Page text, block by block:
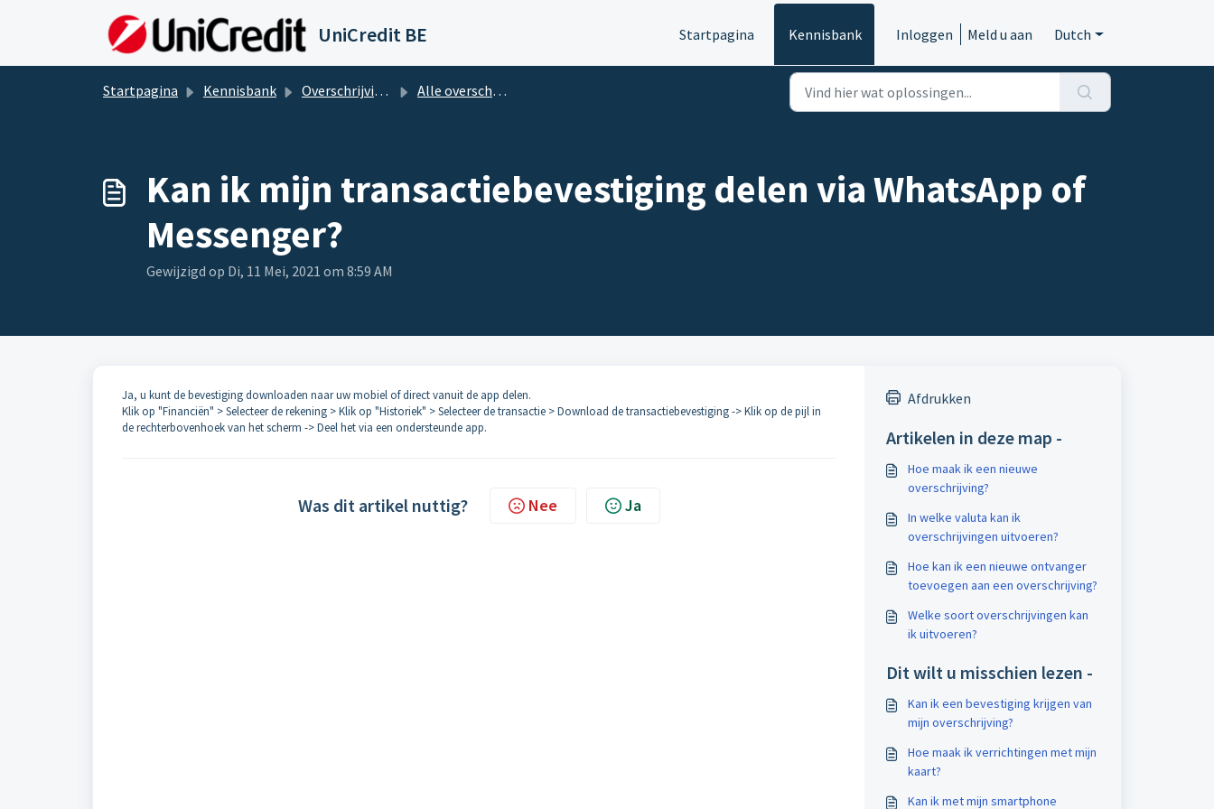
UniCredit BE Startpagina Kennisbank Inloggen Meld u aan Dutch
Startpagina Kennisbank Overschrijvingen Alle overschrijvingen
Kan ik mijn transactiebevestiging delen via WhatsApp of
Messenger?
Gewijzigd op Di, 11 Mei, 2021 om 8:59 AM
Ja, u kunt de bevestiging downloaden naar uw mobiel of direct vanuit de app delen.
Klik op "Financiën" > Selecteer de rekening > Klik op "Historiek" > Selecteer de transactie > Download de transactiebevestiging -> Klik op de pijl in
de rechterbovenhoek van het scherm -> Deel het via een ondersteunde app.
Was dit artikel nuttig? Nee Ja
Afdrukken
Artikelen in deze map -
Hoe maak ik een nieuwe
overschrijving?
In welke valuta kan ik
overschrijvingen uitvoeren?
Hoe kan ik een nieuwe ontvanger
toevoegen aan een overschrijving?
Welke soort overschrijvingen kan
ik uitvoeren?
Dit wilt u misschien lezen -
Kan ik een bevestiging krijgen van
mijn overschrijving?
Hoe maak ik verrichtingen met mijn
kaart?
Kan ik met mijn smartphone